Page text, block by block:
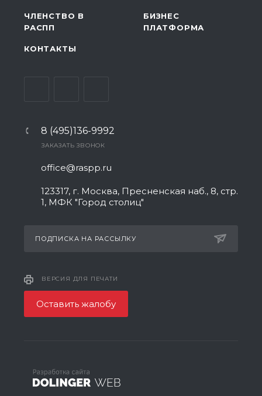
ЧЛЕНСТВО В
РАСПП
БИЗНЕС
ПЛАТФОРМА
КОНТАКТЫ
8 (495)136-9992
ЗАКАЗАТЬ ЗВОНОК
office@raspp.ru
123317, г. Москва, Пресненская наб., 8, стр.
1, МФК "Город столиц"
ПОДПИСКА НА РАССЫЛКУ
ВЕРСИЯ ДЛЯ ПЕЧАТИ
Оставить жалобу